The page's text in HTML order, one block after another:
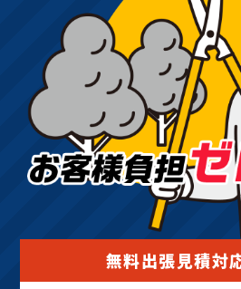
無料出張見積対